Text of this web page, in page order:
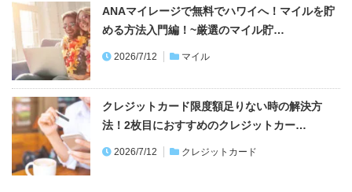
ANAマイレージで無料でハワイへ！マイルを貯
める方法入門編！~厳選のマイル貯…
2026/7/12 マイル
クレジットカード限度額足りない時の解決方
法！2枚目におすすめのクレジットカー…
2026/7/12 クレジットカード